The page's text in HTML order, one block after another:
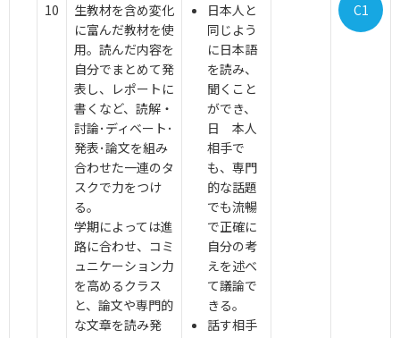
10
生教材を含め変化
に富んだ教材を使
用。読んだ内容を
自分でまとめて発
表し、レポートに
書くなど、読解・
討論･ディベート･
発表･論文を組み
合わせた一連のタ
スクで力をつけ
る。
学期によっては進
路に合わせ、コミ
ュニケーション力
を高めるクラス
と、論文や専門的
な文章を読み発
日本人と
同じよう
に日本語
を読み、
聞くこと
ができ、
日 本人
相手で
も、専門
的な話題
でも流暢
で正確に
自分の考
えを述べ
て議論で
きる。
話す相手
C1